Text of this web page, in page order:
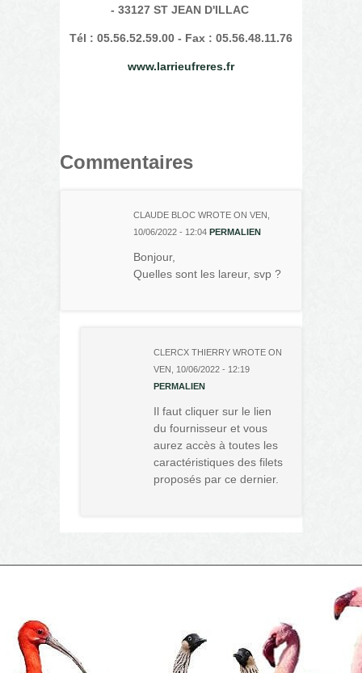
- 33127 ST JEAN D'ILLAC
Tél : 05.56.52.59.00 - Fax : 05.56.48.11.76
www.larrieufreres.fr
Commentaires
CLAUDE BLOC WROTE ON VEN,
10/06/2022 - 12:04 PERMALIEN
Bonjour,
Quelles sont les lareur, svp ?
CLERCX THIERRY WROTE ON
VEN, 10/06/2022 - 12:19
PERMALIEN
Il faut cliquer sur le lien
du fournisseur et vous
aurez accès à toutes les
caractéristiques des filets
proposés par ce dernier.